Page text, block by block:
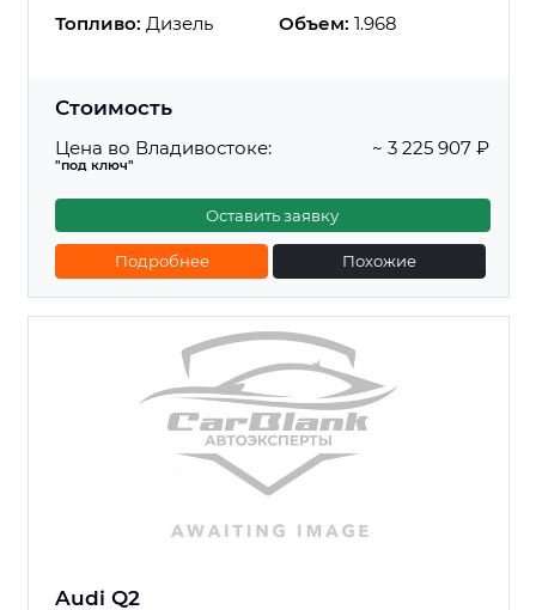
Топливо: Дизель Объем: 1.968
Стоимость
Цена во Владивостоке:
"под ключ"
~ 3 225 907 ₽
Оставить заявку
Подробнее Похожие
Audi Q2